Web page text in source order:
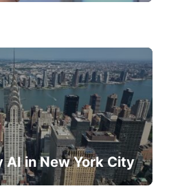
AI in New York City